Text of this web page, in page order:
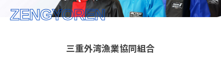
ZENGYOREN
三重外湾漁業協同組合